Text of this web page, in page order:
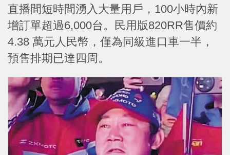
直播間短時間湧入大量用戶，100小時內新
增訂單超過6,000台。民用版820RR售價約
4.38 萬元人民幣，僅為同級進口車一半，
預售排期已達四周。